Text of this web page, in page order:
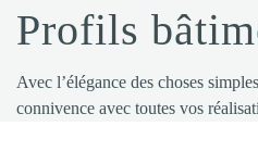
Profils
Avec l’élégance des choses
connivence avec toutes vos